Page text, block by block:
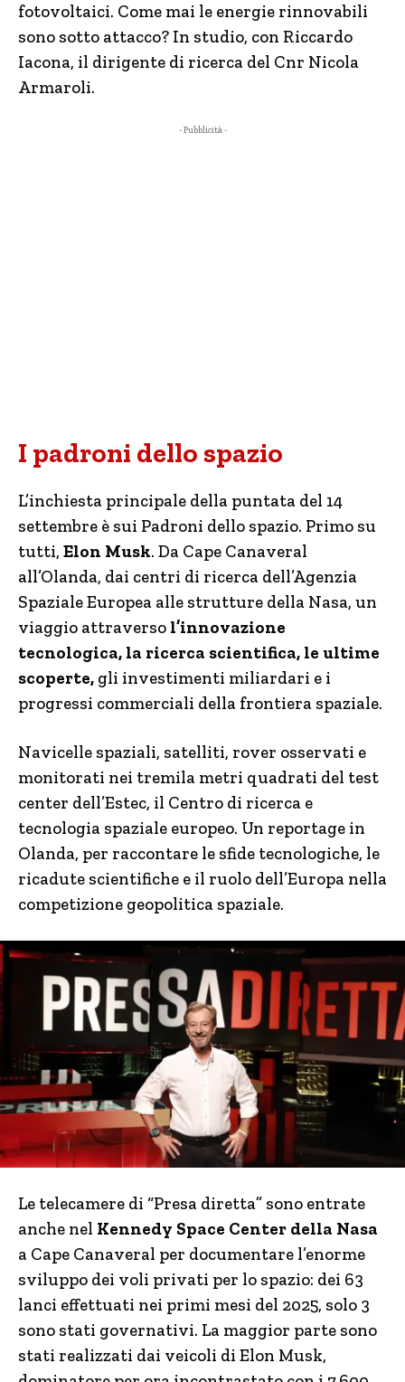
fotovoltaici. Come mai le energie rinnovabili
sono sotto attacco? In studio, con Riccardo
Iacona, il dirigente di ricerca del Cnr Nicola
Armaroli.
- Pubblicità -
I padroni dello spazio
L’inchiesta principale della puntata del 14
settembre è sui Padroni dello spazio. Primo su
tutti, Elon Musk. Da Cape Canaveral
all’Olanda, dai centri di ricerca dell’Agenzia
Spaziale Europea alle strutture della Nasa, un
viaggio attraverso l’innovazione
tecnologica, la ricerca scientifica, le ultime
scoperte, gli investimenti miliardari e i
progressi commerciali della frontiera spaziale.
Navicelle spaziali, satelliti, rover osservati e
monitorati nei tremila metri quadrati del test
center dell’Estec, il Centro di ricerca e
tecnologia spaziale europeo. Un reportage in
Olanda, per raccontare le sfide tecnologiche, le
ricadute scientifiche e il ruolo dell’Europa nella
competizione geopolitica spaziale.
Le telecamere di “Presa diretta” sono entrate
anche nel Kennedy Space Center della Nasa
a Cape Canaveral per documentare l’enorme
sviluppo dei voli privati per lo spazio: dei 63
lanci effettuati nei primi mesi del 2025, solo 3
sono stati governativi. La maggior parte sono
stati realizzati dai veicoli di Elon Musk,